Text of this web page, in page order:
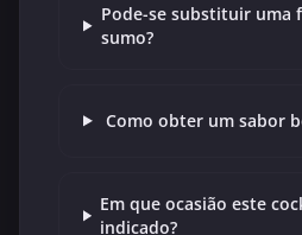
Pode-se substituir uma
sumo?
Como obter um sabor
Em que ocasião este
indicado?